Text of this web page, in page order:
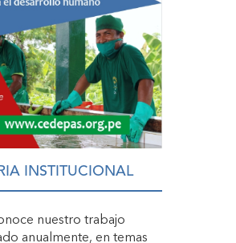
INSTITUCIONAL
nuestro trabajo
anualmente, en temas